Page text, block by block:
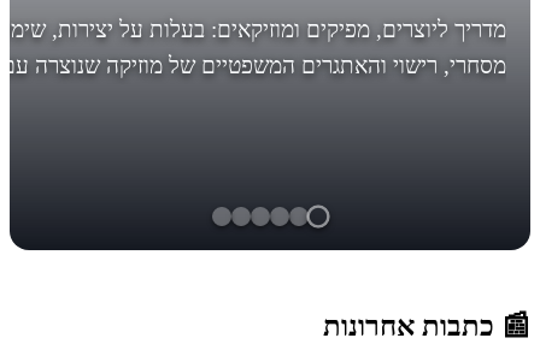
מדריך ליוצרים, מפיקים ומוזיקאים: בעלות על יצירות,
מסחרי, רישוי והאתגרים המשפטיים של מוזיקה שנוצרה עם
📰 כתבות אחרונות